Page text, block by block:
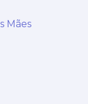
Mães